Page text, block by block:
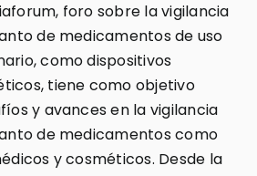
foro sobre la vigilancia
de medicamentos de uso
como dispositivos
tiene como objetivo
y avances en la vigilancia
de medicamentos como
y cosméticos. Desde la